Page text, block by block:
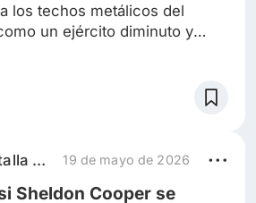
los techos metálicos del
un ejército diminuto y
los hangares apenas
moribundos agonizando en la
de óxido las paredes
La nave ya estaba
La gran pantalla entre nos 19 de mayo de 2026
Sheldon Cooper se